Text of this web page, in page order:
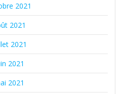
2021
2021
2021
2021
2021